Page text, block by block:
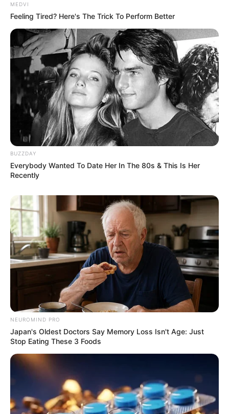
MEDVI
Feeling Tired? Here's The Trick To Perform Better
BUZZDAY
Everybody Wanted To Date Her In The 80s & This Is Her
Recently
NEUROMIND PRO
Japan's Oldest Doctors Say Memory Loss Isn't Age: Just
Stop Eating These 3 Foods